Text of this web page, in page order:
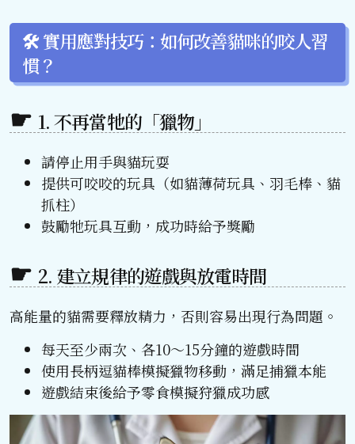
🛠️ 實用應對技巧：如何改善貓咪的咬人習
慣？
1. 不再當牠的「獵物」
請停止用手與貓玩耍
提供可咬咬的玩具（如貓薄荷玩具、羽毛棒、貓
抓柱）
鼓勵牠玩具互動，成功時給予獎勵
2. 建立規律的遊戲與放電時間
高能量的貓需要釋放精力，否則容易出現行為問題。
每天至少兩次、各10～15分鐘的遊戲時間
使用長柄逗貓棒模擬獵物移動，滿足捕獵本能
遊戲結束後給予零食模擬狩獵成功感